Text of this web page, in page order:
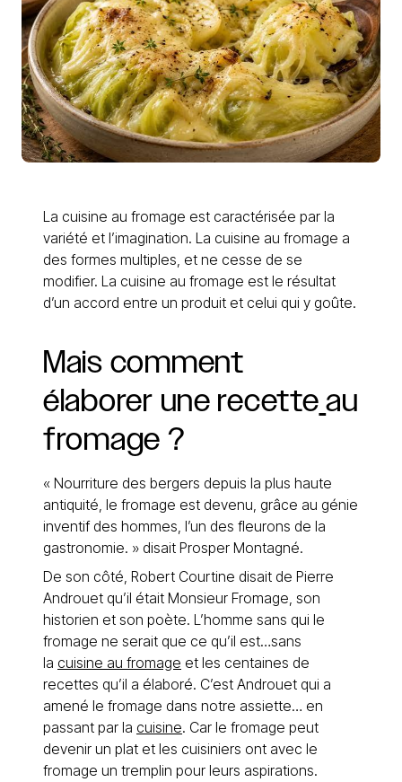
La cuisine au fromage est caractérisée par la
variété et l’imagination. La cuisine au fromage a
des formes multiples, et ne cesse de se
modifier. La cuisine au fromage est le résultat
d’un accord entre un produit et celui qui y goûte.
Mais comment
élaborer une recetteau
fromage ?
« Nourriture des bergers depuis la plus haute
antiquité, le fromage est devenu, grâce au génie
inventif des hommes, l’un des fleurons de la
gastronomie. » disait Prosper Montagné.
De son côté, Robert Courtine disait de Pierre
Androuet qu’il était Monsieur Fromage, son
historien et son poète. L’homme sans qui le
fromage ne serait que ce qu’il est…sans
la cuisine au fromage et les centaines de
recettes qu’il a élaboré. C’est Androuet qui a
amené le fromage dans notre assiette… en
passant par la cuisine. Car le fromage peut
devenir un plat et les cuisiniers ont avec le
fromage un tremplin pour leurs aspirations.